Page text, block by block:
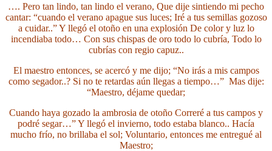
…. Pero tan lindo, tan lindo el verano, Que dije sintiendo mi pecho
cantar: “cuando el verano apague sus luces; Iré a tus semillas gozoso
a cuidar..”Y llegó el otoño en una explosión De color y luz lo
incendiaba todo… Con sus chispas de oro todo lo cubría, Todo lo
cubrías con regio capuz..
El maestro entonces, se acercó y me dijo; “No irás a mis campos
como segador..? Si no te retardas aún llegas a tiempo…” Mas dije:
“Maestro, déjame quedar;
Cuando haya gozado la ambrosia de otoño Correré a tus campos y
podré segar…”Y llegó el invierno, todo estaba blanco.. Hacía
mucho frío, no brillaba el sol; Voluntario, entonces me entregué al
Maestro;